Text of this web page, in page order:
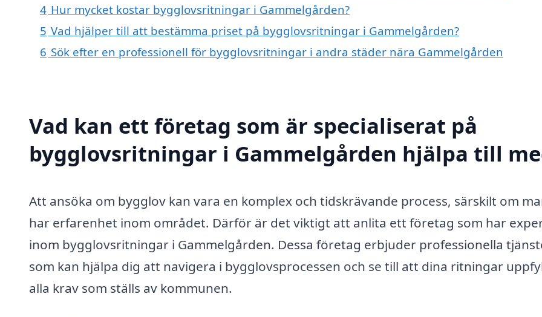
4 Hur mycket kostar bygglovsritningar i Gammelgården?
5 Vad hjälper till att bestämma priset på bygglovsritningar i Gammelgården?
6 Sök efter en professionell för bygglovsritningar i andra städer nära Gammelgården
Vad kan ett företag som är specialiserat på
bygglovsritningar i Gammelgården hjälpa till
Att ansöka om bygglov kan vara en komplex och tidskrävande process, särskilt om
har erfarenhet inom området. Därför är det viktigt att anlita ett företag som har
inom bygglovsritningar i Gammelgården. Dessa företag erbjuder professionella
som kan hjälpa dig att navigera i bygglovsprocessen och se till att dina ritningar
alla krav som ställs av kommunen.